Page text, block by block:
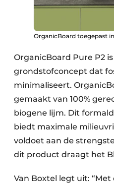
OrganicBoard toegepast
OrganicBoard Pure P2
grondstofconcept dat
minimaliseert.
gemaakt van 100%
biogene lijm. Dit
biedt maximale
voldoet aan de
dit product draagt het
Van Boxtel legt uit: